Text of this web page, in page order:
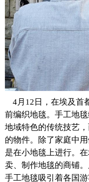
新华电视中文
4月12日，在埃及首
前编织地毯。手工地
地域特色的传统技艺
的物件。除了家庭中
是在小地毯上进行。
卖、制作地毯的商铺
手工地毯吸引着各国